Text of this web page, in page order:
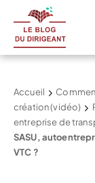
Accueil
création (vidéo)
entreprise de
SASU,
VTC ?